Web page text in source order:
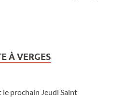
À VERGES
le prochain Jeudi Saint